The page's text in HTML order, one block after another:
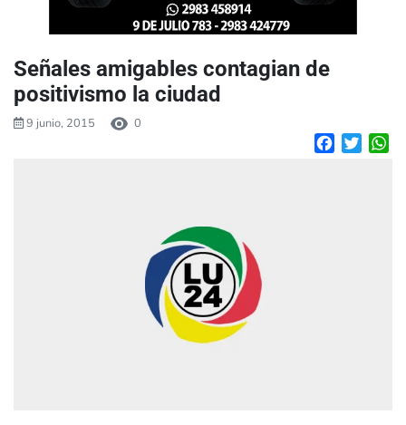
Señales amigables contagian de
positivismo la ciudad
9 junio, 2015 0
Facebook